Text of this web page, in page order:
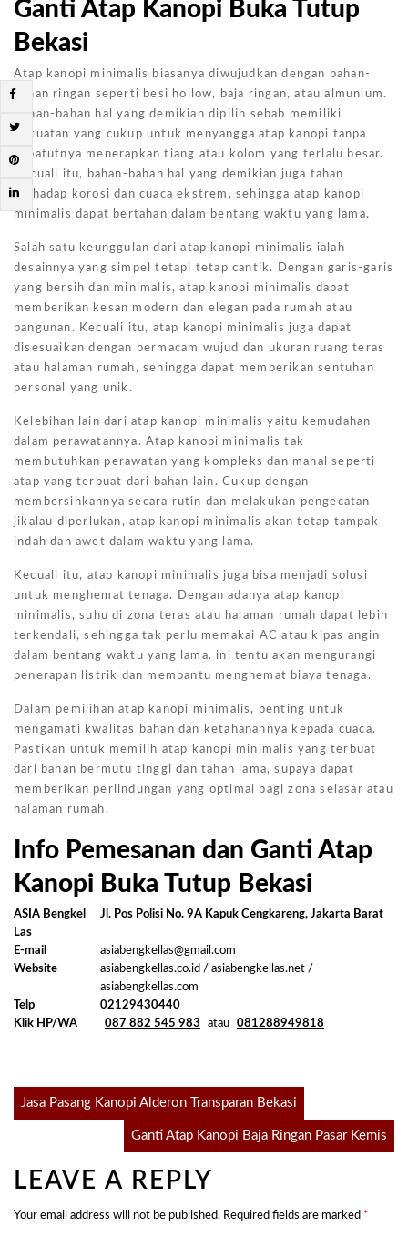
Ganti Atap Kanopi Buka Tutup
Bekasi
Atap kanopi minimalis biasanya diwujudkan dengan bahan-
bahan ringan seperti besi hollow, baja ringan, atau almunium.
Bahan-bahan hal yang demikian dipilih sebab memiliki
kekuatan yang cukup untuk menyangga atap kanopi tanpa
sepatutnya menerapkan tiang atau kolom yang terlalu besar.
Kecuali itu, bahan-bahan hal yang demikian juga tahan
terhadap korosi dan cuaca ekstrem, sehingga atap kanopi
minimalis dapat bertahan dalam bentang waktu yang lama.
Salah satu keunggulan dari atap kanopi minimalis ialah
desainnya yang simpel tetapi tetap cantik. Dengan garis-garis
yang bersih dan minimalis, atap kanopi minimalis dapat
memberikan kesan modern dan elegan pada rumah atau
bangunan. Kecuali itu, atap kanopi minimalis juga dapat
disesuaikan dengan bermacam wujud dan ukuran ruang teras
atau halaman rumah, sehingga dapat memberikan sentuhan
personal yang unik.
Kelebihan lain dari atap kanopi minimalis yaitu kemudahan
dalam perawatannya. Atap kanopi minimalis tak
membutuhkan perawatan yang kompleks dan mahal seperti
atap yang terbuat dari bahan lain. Cukup dengan
membersihkannya secara rutin dan melakukan pengecatan
jikalau diperlukan, atap kanopi minimalis akan tetap tampak
indah dan awet dalam waktu yang lama.
Kecuali itu, atap kanopi minimalis juga bisa menjadi solusi
untuk menghemat tenaga. Dengan adanya atap kanopi
minimalis, suhu di zona teras atau halaman rumah dapat lebih
terkendali, sehingga tak perlu memakai AC atau kipas angin
dalam bentang waktu yang lama. ini tentu akan mengurangi
penerapan listrik dan membantu menghemat biaya tenaga.
Dalam pemilihan atap kanopi minimalis, penting untuk
mengamati kwalitas bahan dan ketahanannya kepada cuaca.
Pastikan untuk memilih atap kanopi minimalis yang terbuat
dari bahan bermutu tinggi dan tahan lama, supaya dapat
memberikan perlindungan yang optimal bagi zona selasar atau
halaman rumah.
Info Pemesanan dan Ganti Atap
Kanopi Buka Tutup Bekasi
ASIA Bengkel
Las
Jl. Pos Polisi No. 9A Kapuk Cengkareng, Jakarta Barat
E-mail
asiabengkellas@gmail.com
Website
asiabengkellas.co.id / asiabengkellas.net /
asiabengkellas.com
Telp
02129430440
Klik HP/WA
087 882 545 983 atau 081288949818
Post
navigation
Jasa Pasang Kanopi Alderon Transparan Bekasi
Ganti Atap Kanopi Baja Ringan Pasar Kemis
LEAVE A REPLY
Your email address will not be published. Required fields are marked *